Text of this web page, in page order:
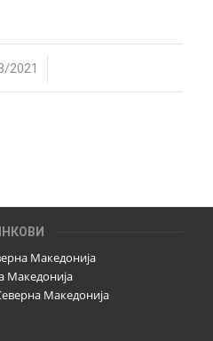
2021
Македонија
Македонија
Македонија